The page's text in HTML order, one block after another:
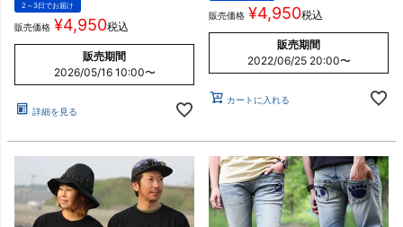
2～3日でお届け
販売価格 ¥4,950税込
販売期間
2026/05/16 10:00〜
詳細を見る
販売価格 ¥4,950税込
販売期間
2022/06/25 20:00〜
カートに入れる